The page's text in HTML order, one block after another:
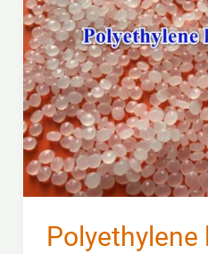
cao
trong
sản
xuất
nắp
bể
cáp
Polyethylene